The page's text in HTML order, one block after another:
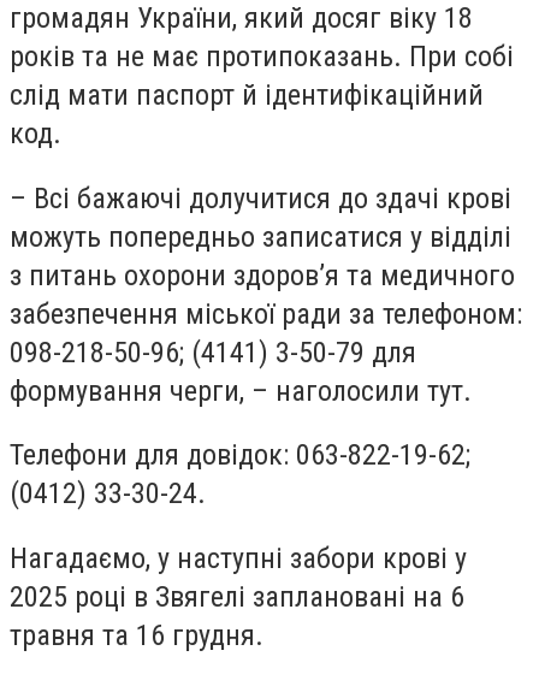
громадян України, який досяг віку 18
років та не має протипоказань. При собі
слід мати паспорт й ідентифікаційний
код.
– Всі бажаючі долучитися до здачі крові
можуть попередньо записатися у відділі
з питань охорони здоров’я та медичного
забезпечення міської ради за телефоном:
098-218-50-96; (4141) 3-50-79 для
формування черги, – наголосили тут.
Телефони для довідок: 063-822-19-62;
(0412) 33-30-24.
Нагадаємо, у наступні забори крові у
2025 році в Звягелі заплановані на 6
травня та 16 грудня.